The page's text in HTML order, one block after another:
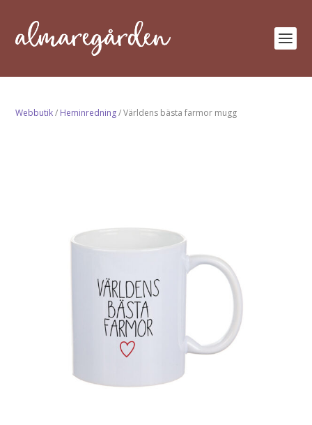
Webbutik/ Heminredning/ Världens bästa farmor mugg